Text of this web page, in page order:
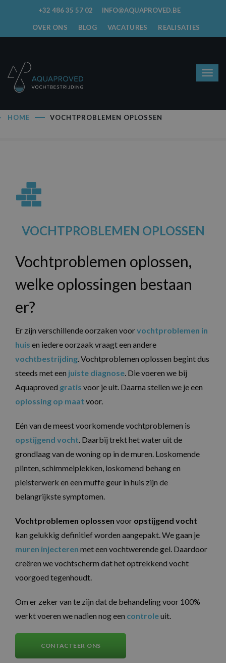
+32 486 35 57 02 INFO@AQUAPROVED.BE
OVER ONS BLOG VACATURES REALISATIES
HOME VOCHTPROBLEMEN OPLOSSEN
VOCHTPROBLEMEN OPLOSSEN
Vochtproblemen oplossen,
welke oplossingen bestaan
er?
Er zijn verschillende oorzaken voorvochtproblemen in
huis en iedere oorzaak vraagt een andere
vochtbestrijding. Vochtproblemen oplossen begint dus
steeds met een juiste diagnose. Die voeren we bij
Aquaproved gratis voor je uit. Daarna stellen we je een
oplossing op maat voor.
Eén van de meest voorkomende vochtproblemen is
opstijgend vocht. Daarbij trekt het water uit de
grondlaag van de woning op in de muren. Loskomende
plinten, schimmelplekken, loskomend behang en
pleisterwerk en een muffe geur in huis zijn de
belangrijkste symptomen.
Vochtproblemen oplossen voor opstijgend vocht
kan gelukkig definitief worden aangepakt. We gaan je
muren injecteren met een vochtwerende gel. Daardoor
creëren we vochtscherm dat het optrekkend vocht
voorgoed tegenhoudt.
Om er zeker van te zijn dat de behandeling voor 100%
werkt voeren we nadien nog een controleuit.
CONTACTEER ONS